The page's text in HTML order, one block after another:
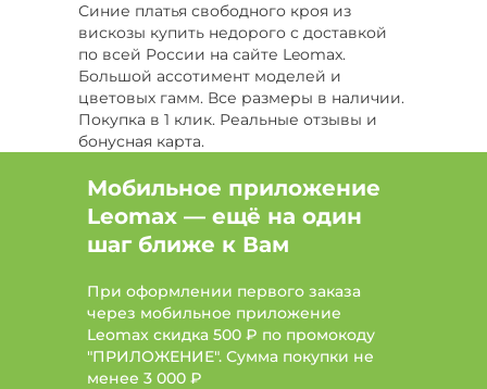
Синие платья свободного кроя из
вискозы купить недорого с доставкой
по всей России на сайте Leomax.
Большой ассотимент моделей и
цветовых гамм. Все размеры в наличии.
Покупка в 1 клик. Реальные отзывы и
бонусная карта.
Мобильное приложение
Leomax — ещё на один
шаг ближе к Вам
При оформлении первого заказа
через мобильное приложение
Leomax скидка 500 ₽ по промокоду
"ПРИЛОЖЕНИЕ". Сумма покупки не
менее 3 000 ₽